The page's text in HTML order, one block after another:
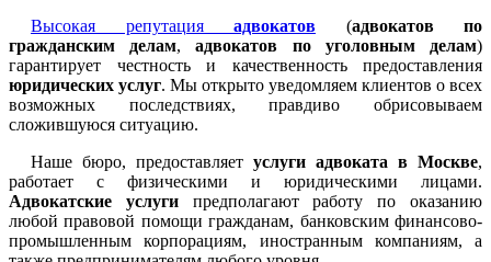
Высокая репутация адвокатов (адвокатов по
гражданским делам,адвокатов по уголовным делам)
гарантирует честность и качественность предоставления
юридических услуг. Мы открыто уведомляем клиентов о всех
возможных последствиях, правдиво обрисовываем
сложившуюся ситуацию.
Наше бюро, предоставляет услуги адвоката в Москве,
работает с физическими и юридическими лицами.
Адвокатские услугипредполагают работу по оказанию
любой правовой помощи гражданам, банковским финансово-
промышленным корпорациям, иностранным компаниям, а